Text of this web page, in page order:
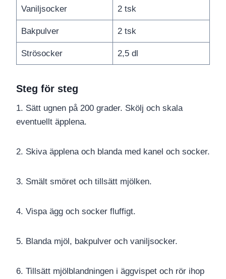
Vaniljsocker 2 tsk
Bakpulver 2 tsk
Strösocker 2,5 dl
Steg för steg
1. Sätt ugnen på 200 grader. Skölj och skala
eventuellt äpplena.
2. Skiva äpplena och blanda med kanel och socker.
3. Smält smöret och tillsätt mjölken.
4. Vispa ägg och socker fluffigt.
5. Blanda mjöl, bakpulver och vaniljsocker.
6. Tillsätt mjölblandningen i äggvispet och rör ihop